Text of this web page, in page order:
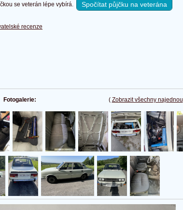
se veterán lépe vybírá. Spočítat půjčku na veterána
recenze
( Zobrazit všechny najednou
Fotogalerie: